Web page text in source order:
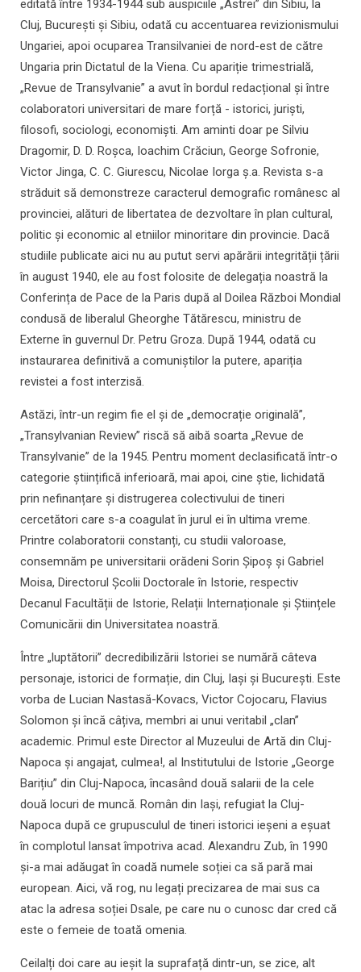
editată între 1934-1944 sub auspiciile „Astrei” din Sibiu, la
Cluj, București și Sibiu, odată cu accentuarea revizionismului
Ungariei, apoi ocuparea Transilvaniei de nord-est de către
Ungaria prin Dictatul de la Viena. Cu apariție trimestrială,
„Revue de Transylvanie” a avut în bordul redacțional și între
colaboratori universitari de mare forță - istorici, juriști,
filosofi, sociologi, economiști. Am aminti doar pe Silviu
Dragomir, D. D. Roșca, Ioachim Crăciun, George Sofronie,
Victor Jinga, C. C. Giurescu, Nicolae Iorga ș.a. Revista s-a
străduit să demonstreze caracterul demografic românesc al
provinciei, alături de libertatea de dezvoltare în plan cultural,
politic și economic al etniilor minoritare din provincie. Dacă
studiile publicate aici nu au putut servi apărării integrității țării
în august 1940, ele au fost folosite de delegația noastră la
Conferința de Pace de la Paris după al Doilea Război Mondial
condusă de liberalul Gheorghe Tătărescu, ministru de
Externe în guvernul Dr. Petru Groza. După 1944, odată cu
instaurarea definitivă a comuniștilor la putere, apariția
revistei a fost interzisă.
Astăzi, într-un regim fie el și de „democrație originală”,
„Transylvanian Review” riscă să aibă soarta „Revue de
Transylvanie” de la 1945. Pentru moment declasificată într-o
categorie științifică inferioară, mai apoi, cine știe, lichidată
prin nefinanțare și distrugerea colectivului de tineri
cercetători care s-a coagulat în jurul ei în ultima vreme.
Printre colaboratorii constanți, cu studii valoroase,
consemnăm pe universitarii orădeni Sorin Șipoș și Gabriel
Moisa, Directorul Școlii Doctorale în Istorie, respectiv
Decanul Facultății de Istorie, Relații Internaționale și Științele
Comunicării din Universitatea noastră.
Între „luptătorii” decredibilizării Istoriei se numără câteva
personaje, istorici de formație, din Cluj, Iași și București. Este
vorba de Lucian Nastasă-Kovacs, Victor Cojocaru, Flavius
Solomon și încă câțiva, membri ai unui veritabil „clan”
academic. Primul este Director al Muzeului de Artă din Cluj-
Napoca și angajat, culmea!, al Institutului de Istorie „George
Barițiu” din Cluj-Napoca, încasând două salarii de la cele
două locuri de muncă. Român din Iași, refugiat la Cluj-
Napoca după ce grupusculul de tineri istorici ieșeni a eșuat
în complotul lansat împotriva acad. Alexandru Zub, în 1990
și-a mai adăugat în coadă numele soției ca să pară mai
european. Aici, vă rog, nu legați precizarea de mai sus ca
atac la adresa soției Dsale, pe care nu o cunosc dar cred că
este o femeie de toată omenia.
Ceilalți doi care au ieșit la suprafață dintr-un, se zice, alt